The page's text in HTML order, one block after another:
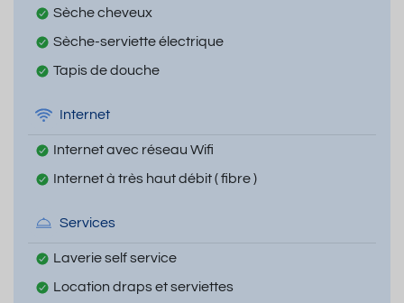
Sèche cheveux
Sèche-serviette électrique
Tapis de douche
Internet
Internet avec réseau Wifi
Internet à très haut débit ( fibre )
Services
Laverie self service
Location draps et serviettes